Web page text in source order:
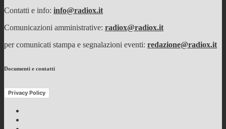
Contatti e info: info@radiox.it
Comunicazioni amministrative: radiox@radiox.it
per comunicati stampa e segnalazioni eventi: redazione@radiox.it
Documenti e contatti
Privacy Policy